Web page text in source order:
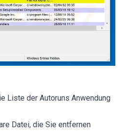
Liste der Autoruns Anwendung
Datei, die Sie entfernen